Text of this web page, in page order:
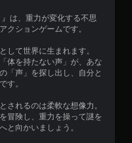
』は、重力が変化する不思
クションゲームです。
して世界に生まれます。
体を持たない声」が、あな
「声」を探し出し、自分と
す。
されるのは柔軟な想像力。
冒険し、重力を操って謎を
と向かいましょう。